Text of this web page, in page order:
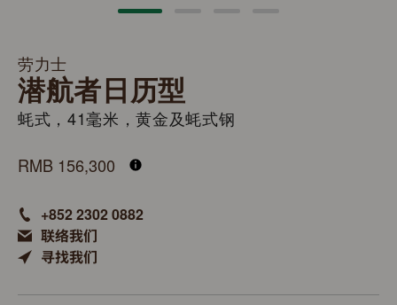
劳力士
潜航者日历型
蚝式，41毫米，黄金及蚝式钢
RMB 156,300
+852 2302 0882
联络我们
寻找我们